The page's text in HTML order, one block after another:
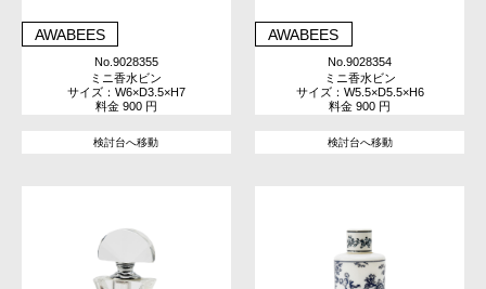
AWABEES
No.9028355
ミニ香水ビン
サイズ：W6×D3.5×H7
料金 900 円
検討台へ移動
AWABEES
No.9028354
ミニ香水ビン
サイズ：W5.5×D5.5×H6
料金 900 円
検討台へ移動